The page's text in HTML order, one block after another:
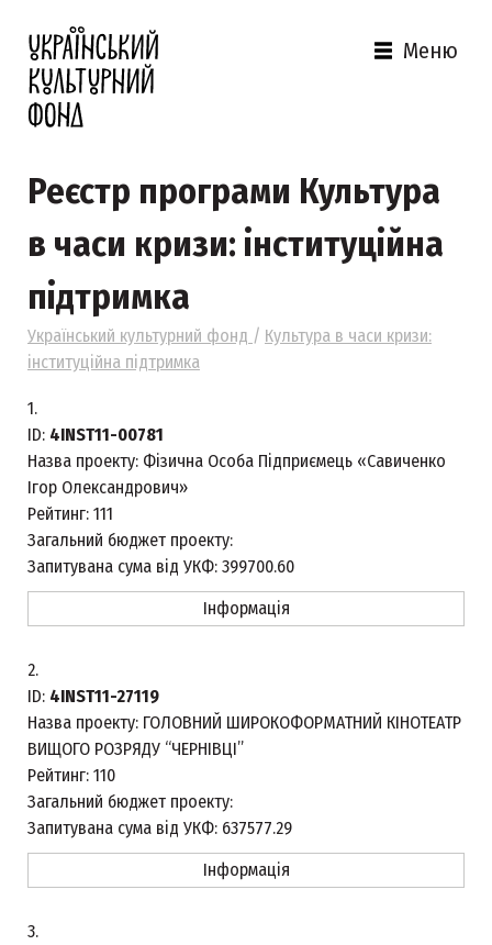
Меню
Реєстр програми Культура
в часи кризи: інституційна
підтримка
Український культурний фонд / Культура в часи кризи:
інституційна підтримка
1.
ID: 4INST11-00781
Назва проекту: Фізична Особа Підприємець «Савиченко
Ігор Олександрович»
Рейтинг: 111
Загальний бюджет проекту:
Запитувана сума від УКФ: 399700.60
Інформація
2.
ID: 4INST11-27119
Назва проекту: ГОЛОВНИЙ ШИРОКОФОРМАТНИЙ КІНОТЕАТР
ВИЩОГО РОЗРЯДУ “ЧЕРНІВЦІ”
Рейтинг: 110
Загальний бюджет проекту:
Запитувана сума від УКФ: 637577.29
Інформація
3.